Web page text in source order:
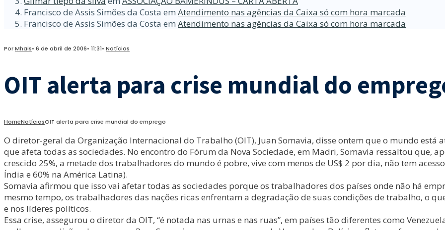
Francisco de Assis Simões da Costa em Atendimento nas agências da Caixa só com hora marcada
Francisco de Assis Simões da Costa em Atendimento nas agências da Caixa só com hora marcada
PorMhais• 6 de abril de 2006• 11:31• Notícias
OIT alerta para crise mundial do
HomeNotíciasOIT alerta para crise mundial do emprego
O diretor-geral da Organização Internacional do Trabalho (OIT), Juan Somavia, disse ontem que o mundo está
que afeta todas as sociedades. No encontro do Fórum da Nova Sociedade, em Madri, Somavia ressaltou que,
crescido 25%, a metade dos trabalhadores do mundo é pobre, vive com menos de US$ 2 por dia, não tem
Índia e 60% na América Latina).
Somavia afirmou que isso vai afetar todas as sociedades porque os trabalhadores dos países onde não há
mesmo tempo, os trabalhadores das nações ricas enfrentam a degradação de suas condições de trabalho, o
e nos líderes políticos.
Essa crise, assegurou o diretor da OIT, “é notada nas urnas e nas ruas”, em países tão diferentes como